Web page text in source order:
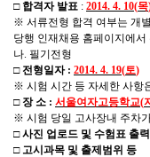
□ 합격자 발표 : 2014. 4. 10(목
※ 서류전형 합격 여부는 개
당행 인재채용 홈페이지에
나. 필기전형
□ 전형일자: 2014. 4. 19(토)
※ 시험 시간 등 자세한 사항
□ 장 소 : 서울여자고등학교(
※ 시험 당일 고사장내 주차
□ 사진 업로드 및 수험표 출
□ 고시과목 및 출제범위 등